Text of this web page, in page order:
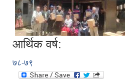
आर्थिक वर्ष:
७८-७९